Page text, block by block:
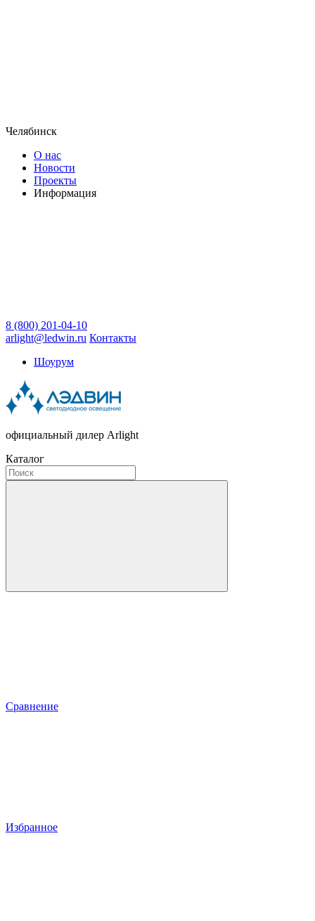
Челябинск
О нас
Новости
Проекты
Информация
8 (800) 201-04-10
arlight@ledwin.ru Контакты
Шоурум
официальный дилер Arlight
Каталог
Сравнение
Избранное